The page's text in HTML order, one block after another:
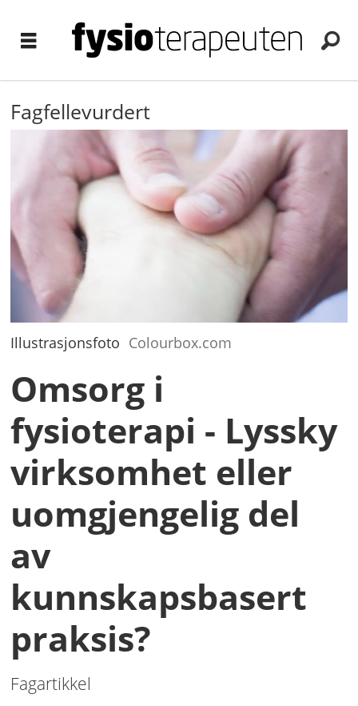
Fagfellevurdert
Illustrasjonsfoto Colourbox.com
Omsorg i
fysioterapi - Lyssky
virksomhet eller
uomgjengelig del
av
kunnskapsbasert
praksis?
Fagartikkel